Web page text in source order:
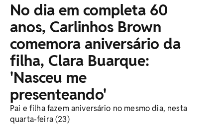
No dia em completa 60
anos, Carlinhos Brown
comemora aniversário da
filha, Clara Buarque:
'Nasceu me
presenteando'
Pai e filha fazem aniversário no mesmo dia, nesta
quarta-feira (23)